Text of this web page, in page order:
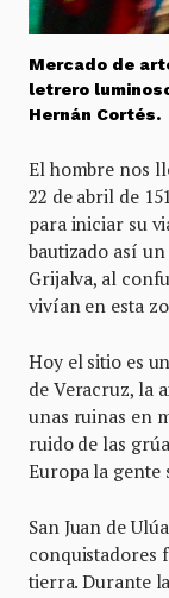
Mercado de
letrero
Hernán Cortés.
El hombre nos
22 de abril de
para iniciar su
bautizado así
Grijalva, al
vivían en esta
Hoy el sitio es
de Veracruz, la
unas ruinas en
ruido de las
Europa la gente
San Juan de
conquistadores
tierra. Durante